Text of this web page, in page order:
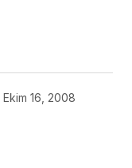
Ekim 16, 2008